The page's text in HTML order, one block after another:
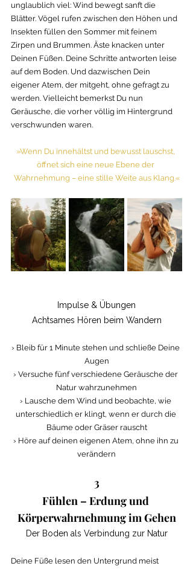
unglaublich viel: Wind bewegt sanft die
Blätter. Vögel rufen zwischen den Höhen und
Insekten füllen den Sommer mit feinem
Zirpen und Brummen. Äste knacken unter
Deinen Füßen. Deine Schritte antworten leise
auf dem Boden. Und dazwischen Dein
eigener Atem, der mitgeht, ohne gefragt zu
werden. Vielleicht bemerkst Du nun
Geräusche, die vorher völlig im Hintergrund
verschwunden waren.
»Wenn Du innehältst und bewusst lauschst,
öffnet sich eine neue Ebene der
Wahrnehmung – eine stille Weite aus Klang.«
Impulse & Übungen
Achtsames Hören beim Wandern
› Bleib für 1 Minute stehen und schließe Deine
Augen
› Versuche fünf verschiedene Geräusche der
Natur wahrzunehmen
› Lausche dem Wind und beobachte, wie
unterschiedlich er klingt, wenn er durch die
Bäume oder Gräser rauscht
› Höre auf deinen eigenen Atem, ohne ihn zu
verändern
3
Fühlen – Erdung und
Körperwahrnehmung im Gehen
Der Boden als Verbindung zur Natur
Deine Füße lesen den Untergrund meist